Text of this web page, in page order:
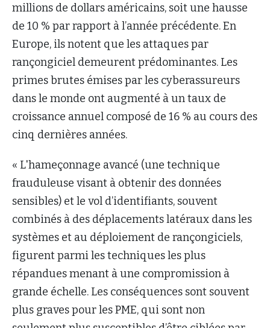
millions de dollars américains, soit une hausse
de 10 % par rapport à l’année précédente. En
Europe, ils notent que les attaques par
rançongiciel demeurent prédominantes. Les
primes brutes émises par les cyberassureurs
dans le monde ont augmenté à un taux de
croissance annuel composé de 16 % au cours des
cinq dernières années.
« L'hameçonnage avancé (une technique
frauduleuse visant à obtenir des données
sensibles) et le vol d’identifiants, souvent
combinés à des déplacements latéraux dans les
systèmes et au déploiement de rançongiciels,
figurent parmi les techniques les plus
répandues menant à une compromission à
grande échelle. Les conséquences sont souvent
plus graves pour les PME, qui sont non